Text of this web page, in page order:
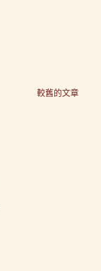
較舊的文章